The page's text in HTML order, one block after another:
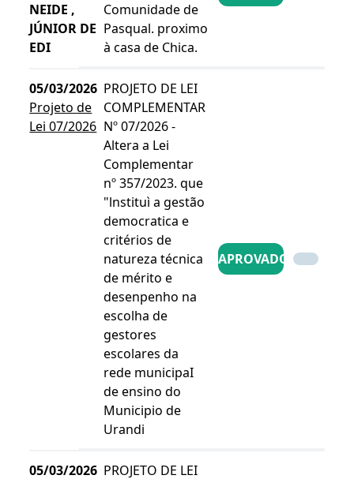
NEIDE ,
JÚNIOR DE
EDI
Comunidade de
Pasqual. proximo
à casa de Chica.
05/03/2026
Projeto de
Lei 07/2026
PROJETO DE LEI
COMPLEMENTAR
Nº 07/2026 -
Altera a Lei
Complementar
nº 357/2023. que
"lnstituì a gestão
democratica e
critérios de
natureza técnica
de mérito e
desenpenho na
escolha de
gestores
escolares da
rede municipaI
de ensino do
Municipio de
Urandi
APROVADO
05/03/2026 PROJETO DE LEI